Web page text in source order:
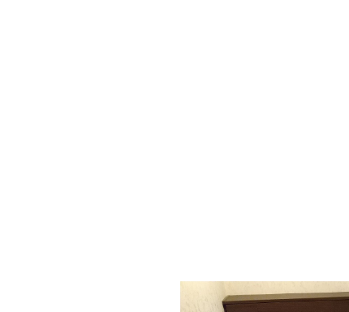
自動の水栓で見た目もすっきりです